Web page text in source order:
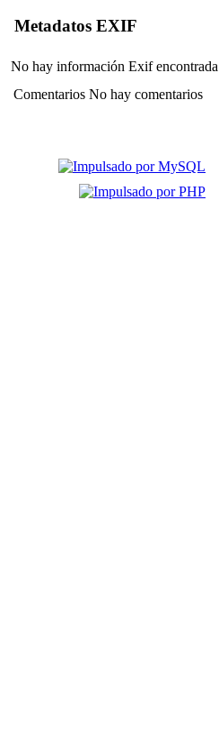
Metadatos EXIF
No hay información Exif encontrada
Comentarios No hay comentarios